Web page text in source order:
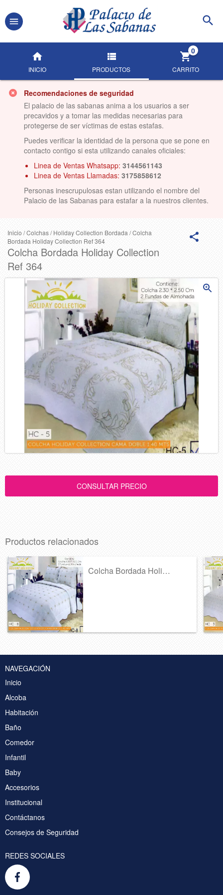
INICIO PRODUCTOS CARRITO
0
Recomendaciones de seguridad
El palacio de las sabanas anima a los usuarios a ser
precavidos y a tomar las medidas necesarias para
protegerse de ser víctimas de estas estafas.
Puedes verificar la identidad de la persona que se pone en
contacto contigo si esta utilizando canales oficiales:
Linea de Ventas Whatsapp: 3144561143
Linea de Ventas Llamadas: 3175858612
Personas inescrupulosas estan utilizando el nombre del
Palacio de las Sabanas para estafar a la nuestros clientes.
Inicio /Colchas/ Holiday Collection Bordada /Colcha
Bordada Holiday Collection Ref 364
Colcha Bordada Holiday Collection
Ref 364
Productos relacionados
Colcha Bordada Holiday Collection Ref 36...
NAVEGACIÓN
Inicio
Alcoba
Habitación
Baño
Comedor
Infantil
Baby
Accesorios
Institucional
Contáctanos
Consejos de Seguridad
REDES SOCIALES